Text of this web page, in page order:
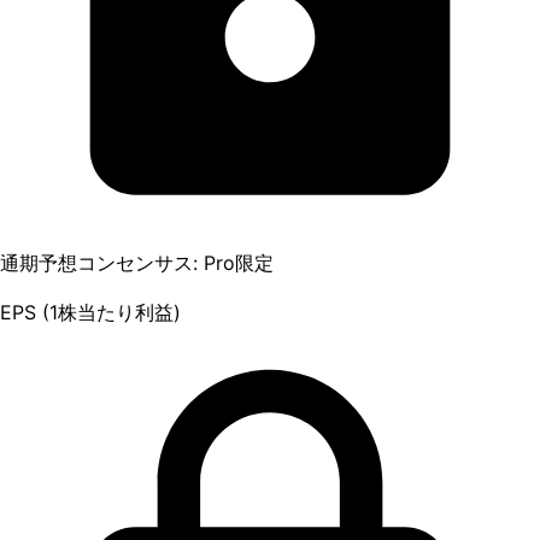
通期予想コンセンサス: Pro限定
EPS (1株当たり利益)